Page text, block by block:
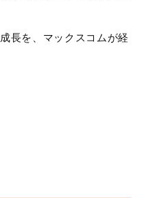
長を、マックスコムが経